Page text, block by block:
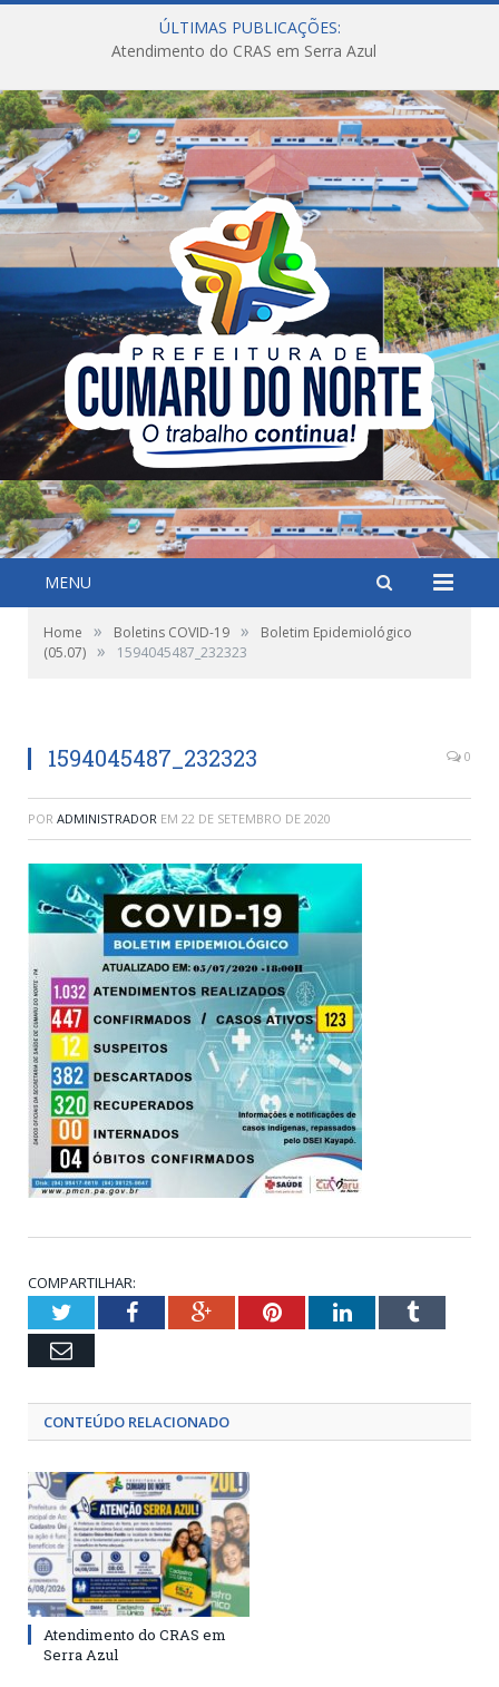
ÚLTIMAS PUBLICAÇÕES:
Atendimento do CRAS em Serra Azul
MENU
Home » Boletins COVID-19 »
Boletim Epidemiológico
(05.07) » 1594045487_232323
1594045487_232323 0
POR ADMINISTRADOR EM 22 DE SETEMBRO DE 2020
COMPARTILHAR:
TwitterFacebookGoogle+PinterestLinkedInTumblr
Email
CONTEÚDO RELACIONADO
Atendimento do CRAS em
Serra Azul